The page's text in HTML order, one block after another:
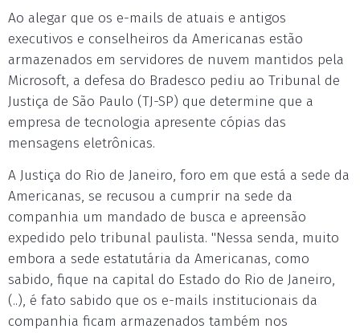
Ao alegar que os e-mails de atuais e antigos
executivos e conselheiros da Americanas estão
armazenados em servidores de nuvem mantidos pela
Microsoft, a defesa do Bradesco pediu ao Tribunal de
Justiça de São Paulo (TJ-SP) que determine que a
empresa de tecnologia apresente cópias das
mensagens eletrônicas.
A Justiça do Rio de Janeiro, foro em que está a sede da
Americanas, se recusou a cumprir na sede da
companhia um mandado de busca e apreensão
expedido pelo tribunal paulista. "Nessa senda, muito
embora a sede estatutária da Americanas, como
sabido, fique na capital do Estado do Rio de Janeiro,
(..), é fato sabido que os e-mails institucionais da
companhia ficam armazenados também nos